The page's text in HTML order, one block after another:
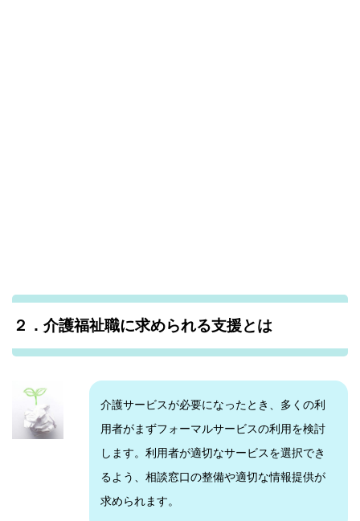
２．介護福祉職に求められる支援とは
介護サービスが必要になったとき、多くの利
用者がまずフォーマルサービスの利用を検討
します。利用者が適切なサービスを選択でき
るよう、相談窓口の整備や適切な情報提供が
求められます。